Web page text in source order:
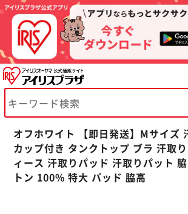
オフホワイト 【即日発送】Mサイズ
カップ付き タンクトップ ブラ 汗取
ィース 汗取りパッド 汗取りパット
トン 100% 特大 パッド 脇高
※ご確認ください
カートに入れる 購入